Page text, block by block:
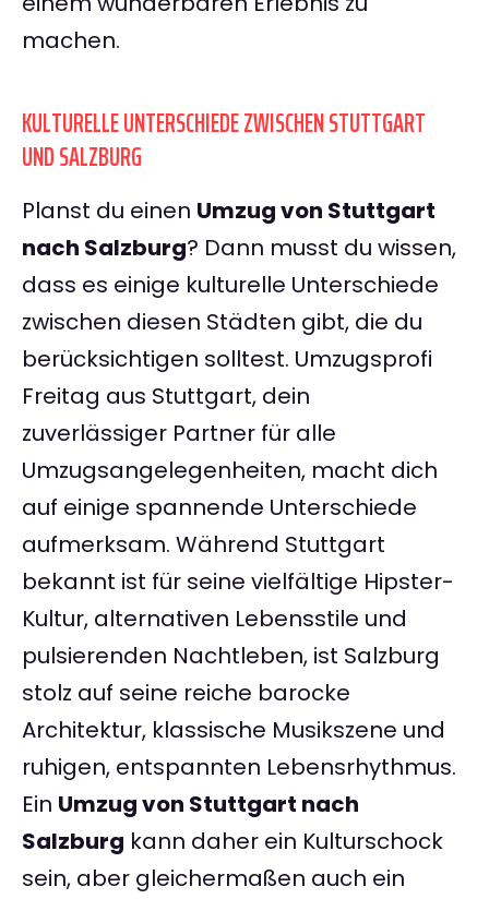
machen.
KULTURELLE UNTERSCHIEDE ZWISCHEN STUTTGART
UND SALZBURG
Planst du einen Umzug von Stuttgart
nach Salzburg? Dann musst du wissen,
dass es einige kulturelle Unterschiede
zwischen diesen Städten gibt, die du
berücksichtigen solltest. Umzugsprofi
Freitag aus Stuttgart, dein
zuverlässiger Partner für alle
Umzugsangelegenheiten, macht dich
auf einige spannende Unterschiede
aufmerksam. Während Stuttgart
bekannt ist für seine vielfältige Hipster-
Kultur, alternativen Lebensstile und
pulsierenden Nachtleben, ist Salzburg
stolz auf seine reiche barocke
Architektur, klassische Musikszene und
ruhigen, entspannten Lebensrhythmus.
Ein Umzug von Stuttgart nach
Salzburg kann daher ein Kulturschock
sein, aber gleichermaßen auch ein